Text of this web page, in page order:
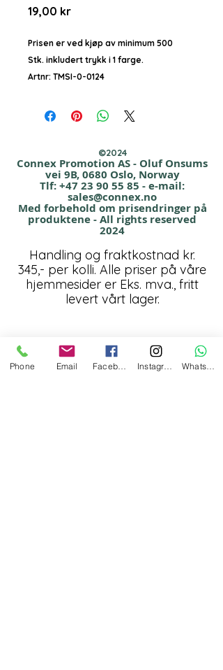
19,00 krPris
Prisen er ved kjøp av minimum 500
Stk. inkludert trykk i 1 farge.
Artnr: TMSI-0-0124
Kvalitet: Tysk Produsert
RED, TRANSPARENT, TURKIS, VIOLETT,
YELLOW, LIGHTGREEN, MAGENTA, OKER,
ORANGE, BLUE, BROWN, GREEN,
ANTACIT,
Leveringstid: Ca 4 uker etter godkjent
korrektur
Startkostnad kr 790,00 + mva pr
trykkfarge
©2024
Connex Promotion AS - Oluf Onsums
vei 9B, 0680 Oslo, Norway
Tlf:+47 23 90 55 85 - e-mail:
sales@connex.no
Med forbehold om prisendringer på
produktene - All rights reserved
2024
Handling og fraktkostnad kr.
345,- per kolli. Alle priser på våre
hjemmesider er Eks. mva., fritt
levert vårt lager.
Phone Email